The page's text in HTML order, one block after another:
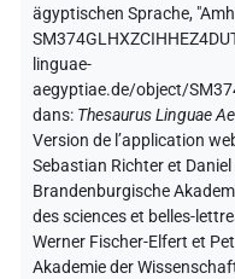
ägyptischen Sprache,
linguae-
aegyptiae.de/object/
dans: Thesaurus Linguae
Version de l’application
Sebastian Richter et
Brandenburgische
des sciences et belles-
Werner Fischer-Elfert et
Akademie der